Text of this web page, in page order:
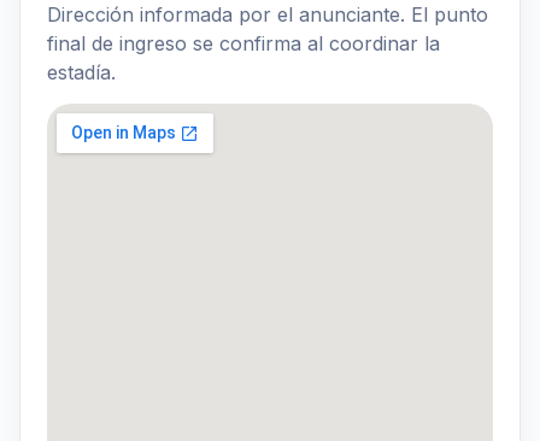
Dirección informada por el anunciante. El punto
final de ingreso se confirma al coordinar la
estadía.